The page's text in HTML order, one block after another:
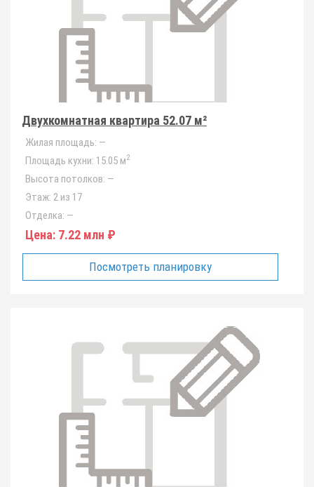
Двухкомнатная квартира 52.07 м²
Жилая площадь: —
Площадь кухни: 15.05 м2
Высота потолков: —
Этаж: 2 из 17
Отделка: —
Цена: 7.22 млн ₽
Посмотреть планировку